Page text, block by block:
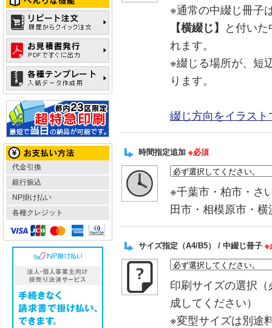
代金引換
銀行振込
NP掛け払い
各種クレジット
※通常の中綴じ冊子
【横綴じ】
と付い
れます。
※綴じる場所が、短
ります。
綴じ方向をイラスト
時間指定追加 ※必須
※千葉市・柏市・さ
田市・相模原市・
サイズ指定（A4/B5） / 中綴じ冊子 ※
印刷サイズの選択
成してください）
※変型サイズは別途